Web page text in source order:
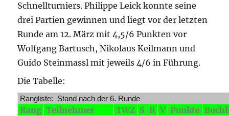
Schnellturniers. Philippe Leick konnte seine
drei Partien gewinnenund liegt vor der letzten
Runde am 12. März mit 4,5/6 Punkten vor
Wolfgang Bartusch, Nikolaus Keilmann und
Guido Steinmassl mit jeweils 4/6 in Führung.
Die Tabelle:
Rangliste: Stand nach der 6. Runde
Rang Teilnehmer TWZ S R V Punkte